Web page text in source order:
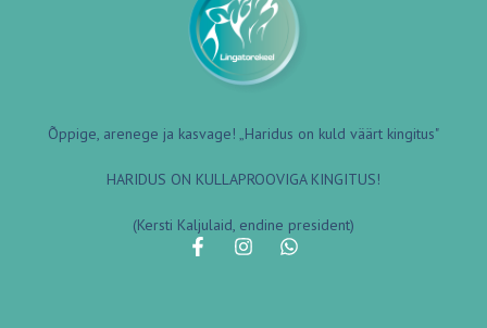
Õppige, arenege ja kasvage! „Haridus on kuld väärt kingitus"
HARIDUS ON KULLAPROOVIGA KINGITUS!
(Kersti Kaljulaid, endine president)